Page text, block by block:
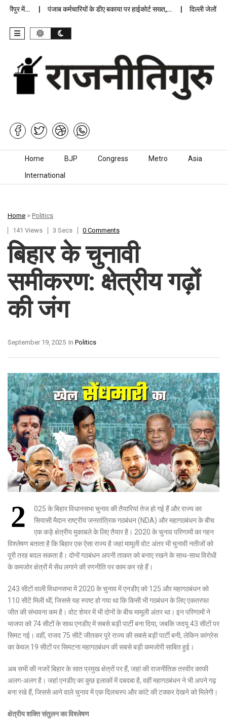
में… पंजाब कर्मचारियों के डीए बकाया पर हाईकोर्ट सख्त,… दिल्ली जेलों में
Skip to content
Home BJP Congress Metro Asia
International
Home > Politics
141 Views
3 Secs 0 Comments
बिहार के चुनावी
समीकरण: क्षेत्रीय गढ़ों
की जंग
In Politics
September 19, 2025
2
025 के बिहार विधानसभा चुनाव की तैयारियां तेज हो गई हैं और राज्य का
सियासी मैदान राष्ट्रीय जनतांत्रिक गठबंधन (NDA) और महागठबंधन के बीच
एक कड़े क्षेत्रीय मुकाबले के लिए तैयार है। 2020 के चुनाव परिणामों का गहन
विश्लेषण बताता है कि बिहार एक ऐसा राज्य है जहां मामूली वोट अंतर भी चुनावी नतीजों को
पूरी तरह बदल सकता है। दोनों गठबंधन अपनी ताकत को बनाए रखने के साथ-साथ विरोधी
के कमजोर क्षेत्रों में सेंध लगाने की रणनीति पर काम कर रहे हैं।
243 सीटों वाली विधानसभा में 2020 के चुनाव में एनडीए को 125 और महागठबंधन को
110 सीटें मिली थीं, जिससे यह स्पष्ट हो गया था कि किसी भी गठबंधन के लिए एकतरफा
जीत की संभावना कम है। वोट शेयर में भी दोनों के बीच मामूली अंतर था। इन परिणामों ने
भाजपा को 74 सीटों के साथ एनडीए में सबसे बड़ी पार्टी बना दिया, जबकि जदयू 43 सीटों पर
सिमट गई। वहीं, राजद 75 सीटें जीतकर पूरे राज्य की सबसे बड़ी पार्टी बनी, लेकिन कांग्रेस
का केवल 19 सीटों पर सिमटना महागठबंधन की सबसे बड़ी कमजोरी साबित हुई।
अब सभी की नजरें बिहार के सात प्रमुख क्षेत्रों पर हैं, जहां की राजनीतिक तस्वीर काफी
अलग-अलग है। जहां एनडीए का कुछ इलाकों में दबदबा है, वहीं महागठबंधन ने भी अपने गढ़
बना रखे हैं, जिससे आने वाले चुनाव में एक दिलचस्प और कांटे की टक्कर देखने को मिलेगी।
क्षेत्रीय शक्ति संतुलन का विश्लेषण